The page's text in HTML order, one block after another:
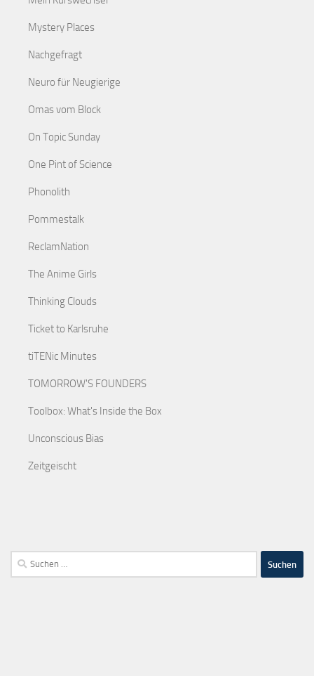
Mystery Places
Nachgefragt
Neuro für Neugierige
Omas vom Block
On Topic Sunday
One Pint of Science
Phonolith
Pommestalk
ReclamNation
The Anime Girls
Thinking Clouds
Ticket to Karlsruhe
tiTENic Minutes
TOMORROW'S FOUNDERS
Toolbox: What's Inside the Box
Unconscious Bias
Zeitgeischt